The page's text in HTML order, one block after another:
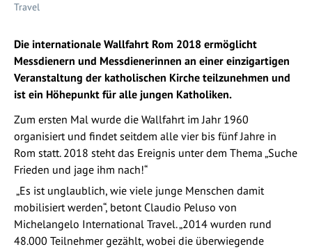
Travel
Die internationale Wallfahrt Rom 2018 ermöglicht
Messdienern und Messdienerinnen an einer einzigartigen
Veranstaltung der katholischen Kirche teilzunehmen und
ist ein Höhepunkt für alle jungen Katholiken.
Zum ersten Mal wurde die Wallfahrt im Jahr 1960
organisiert und findet seitdem alle vier bis fünf Jahre in
Rom statt. 2018 steht das Ereignis unter dem Thema „Suche
Frieden und jage ihm nach!“
„Es ist unglaublich, wie viele junge Menschen damit
mobilisiert werden“, betont Claudio Peluso von
Michelangelo International Travel. „2014 wurden rund
48.000 Teilnehmer gezählt, wobei die überwiegende